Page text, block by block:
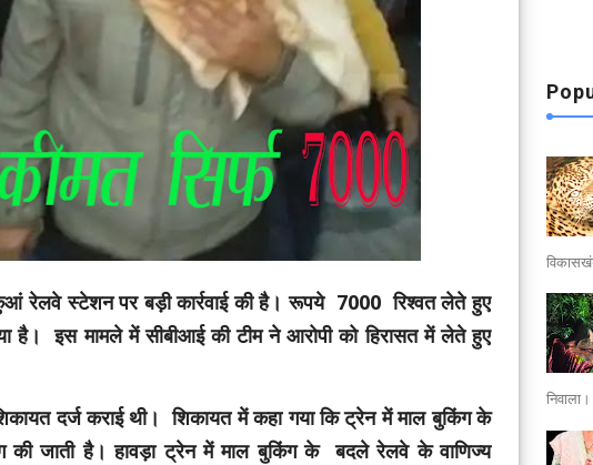
रेलवे स्टेशन पर बड़ी कार्रवाई की है। रूपये 7000 रिश्वत लेते हुए
है। इस मामले में सीबीआई की टीम ने आरोपी को हिरासत में लेते हुए
दर्ज कराई थी। शिकायत में कहा गया कि ट्रेन में माल बुकिंग के
की जाती है। हावड़ा ट्रेन में माल बुकिंग के बदले रेलवे के वाणिज्य